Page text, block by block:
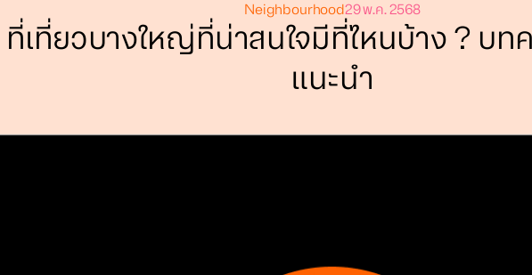
Neighbourhood29 พ.ค. 2568
ที่เที่ยวบางใหญ่ที่น่าสนใจมีที่ไหนบ้าง ? บท
แนะนำ